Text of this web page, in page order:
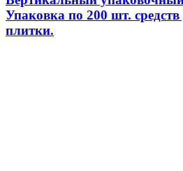
Упаковка по 200 шт.
плитки.